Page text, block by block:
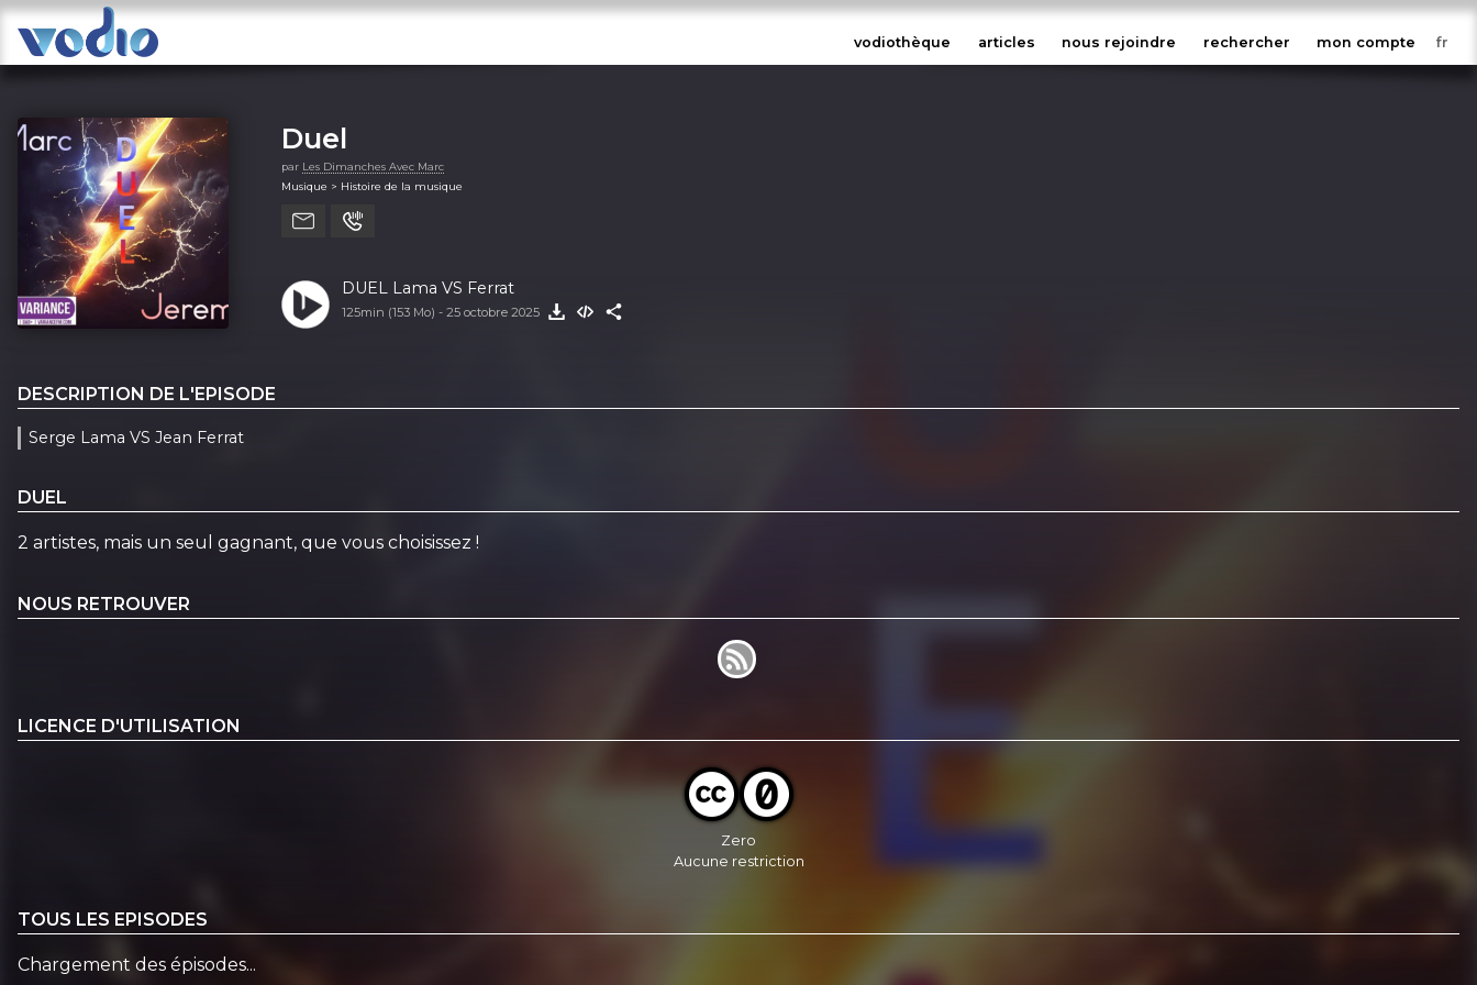
vodiothèque articles nous rejoindre rechercher mon compte
Duel
par Les Dimanches Avec Marc
Musique > Histoire de la musique
DUEL Lama VS Ferrat
125min (153 Mo) - 25 octobre 2025
DESCRIPTION DE L'EPISODE
Serge Lama VS Jean Ferrat
DUEL
2 artistes, mais un seul gagnant, que vous choisissez !
NOUS RETROUVER
LICENCE D'UTILISATION
Zero
Aucune restriction
TOUS LES EPISODES
Chargement des épisodes...